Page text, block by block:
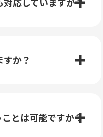
応していますか？
か？
とは可能ですか？